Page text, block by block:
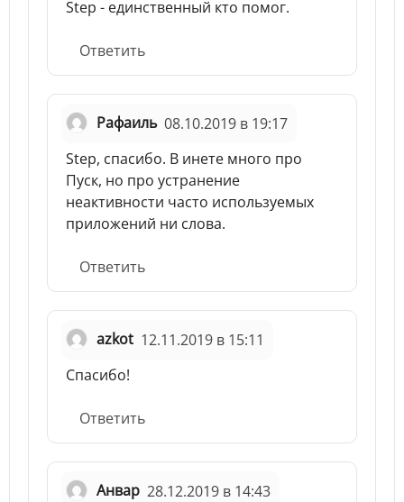
Step - единственный кто помог.
Ответить
Рафаиль 08.10.2019 в 19:17
Step, спасибо. В инете много про
Пуск, но про устранение
неактивности часто используемых
приложений ни слова.
Ответить
azkot 12.11.2019 в 15:11
Спасибо!
Ответить
Анвар 28.12.2019 в 14:43